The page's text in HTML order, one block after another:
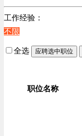
客服及凯发娱乐网址
高级管理类
电子/电器/半导体类
电力电气/能源/自动化
咨询/顾问/法律类
行政/后勤/文秘类
互联网/电子商务/游戏
工作经验：
不限
全选 应聘选中职位
职位名称